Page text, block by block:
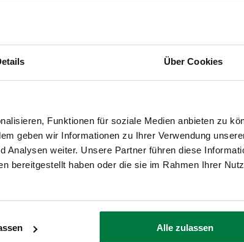
Über Cookies
Funktionen für soziale Medien anbieten zu
geben wir Informationen zu Ihrer Verwendung
Analysen weiter. Unsere Partner führen diese
bereitgestellt haben oder die sie im Rahmen Ihrer
Alle zulassen